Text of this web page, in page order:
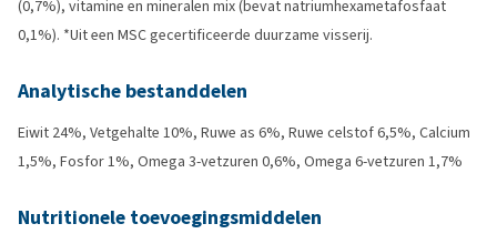
(0,7%), vitamine en mineralen mix (bevat natriumhexametafosfaat
0,1%). *Uit een MSC gecertificeerde duurzame visserij.
Analytische bestanddelen
Eiwit 24%, Vetgehalte 10%, Ruwe as 6%, Ruwe celstof 6,5%, Calcium
1,5%, Fosfor 1%, Omega 3-vetzuren 0,6%, Omega 6-vetzuren 1,7%
Nutritionele toevoegingsmiddelen